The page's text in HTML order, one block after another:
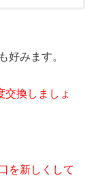
好みます。
交換しましょ
を新しくして